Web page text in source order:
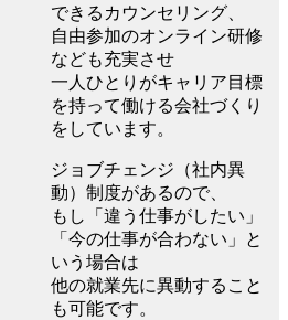
できるカウンセリング、
自由参加のオンライン研修
なども充実させ
一人ひとりがキャリア目標
を持って働ける会社づくり
をしています。
ジョブチェンジ（社内異
動）制度があるので、
もし「違う仕事がしたい」
「今の仕事が合わない」と
いう場合は
他の就業先に異動すること
も可能です。